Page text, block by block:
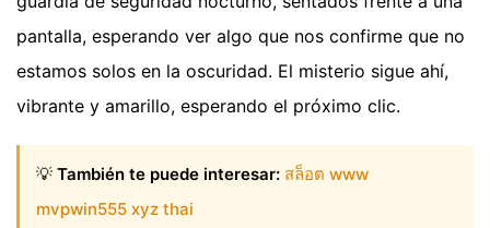
pantalla, esperando ver algo que nos confirme que no
estamos solos en la oscuridad. El misterio sigue ahí,
vibrante y amarillo, esperando el próximo clic.
💡 También te puede interesar: สล็อต www
mvpwin555 xyz thai